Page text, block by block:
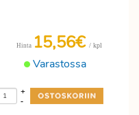
Varastossa
Hinta 15,56€ / kpl
-
+